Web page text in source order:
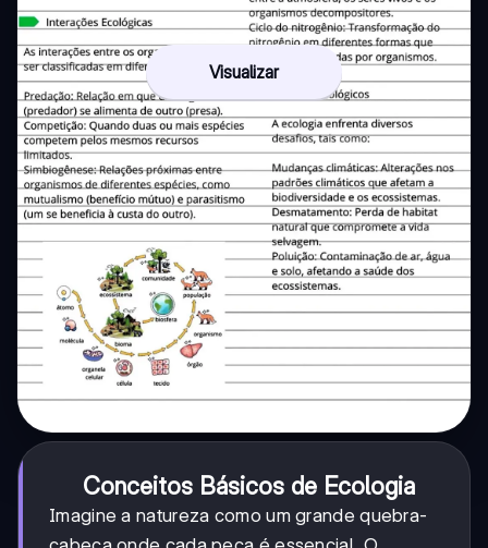
Visualizar
Conceitos Básicos de Ecologia
Imagine a natureza como um grande quebra-